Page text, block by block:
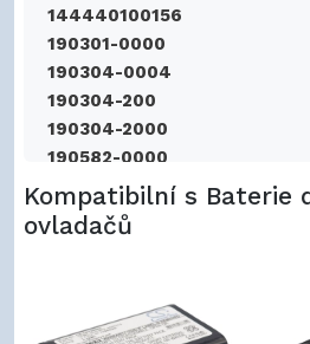
144440100156
190301-0000
190304-0004
190304-200
190304-2000
190582-0000
1ICP5/34/50 1S1P
20-00778-00A
20-210003-08
2422 526 00148
2422 526 00193
Kompatibilní s Baterie
ovladačů